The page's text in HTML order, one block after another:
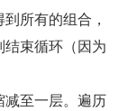
所有的组合，
束循环（因为
至一层。遍历